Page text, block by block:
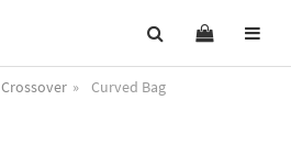
Crossover Curved Bag